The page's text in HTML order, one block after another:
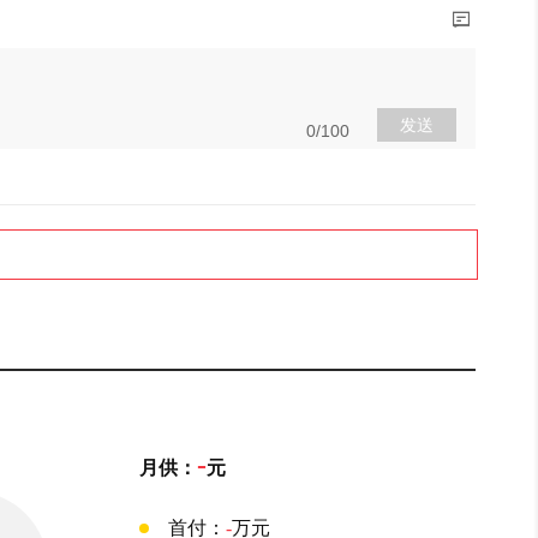
0/100 发送
月供： -元
首付： -万元